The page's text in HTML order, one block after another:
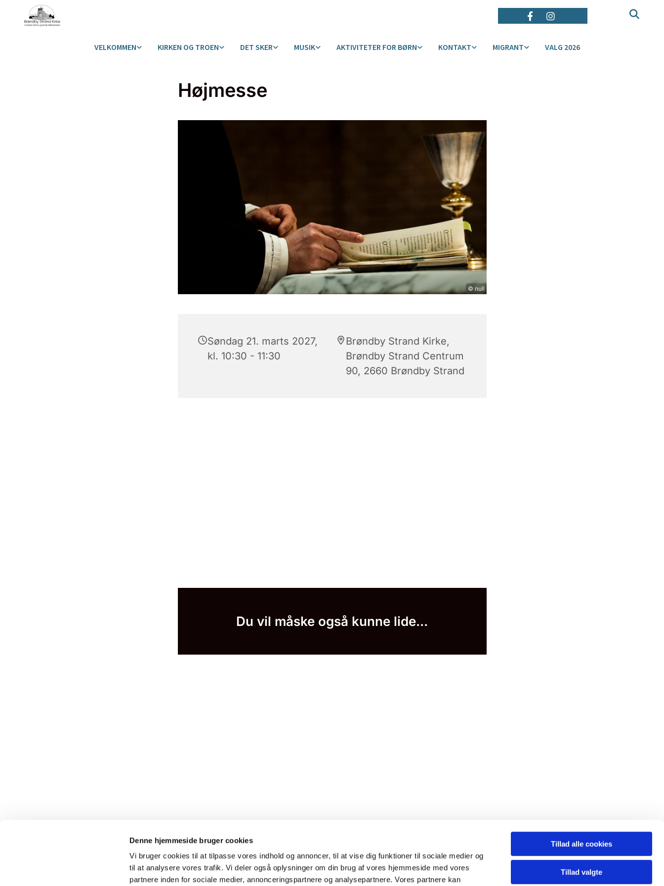
Denne hjemmeside bruger cookies
Vi bruger cookies til at tilpasse vores indhold og annoncer, til at vise dig funktioner til sociale medier og
til at analysere vores trafik. Vi deler også oplysninger om din brug af vores hjemmeside med vores
partnere inden for sociale medier, annonceringspartnere og analysepartnere. Vores partnere kan
Tillad alle cookies
Tillad valgte
VELKOMMEN KIRKEN OG TROEN DET SKER MUSIK AKTIVITETER FOR BØRN KONTAKT MIGRANT VALG 2026
Højmesse
© null
Søndag 21. marts 2027,
kl. 10:30 - 11:30
Brøndby Strand Kirke,
Brøndby Strand Centrum
90, 2660 Brøndby Strand
Du vil måske også kunne lide...